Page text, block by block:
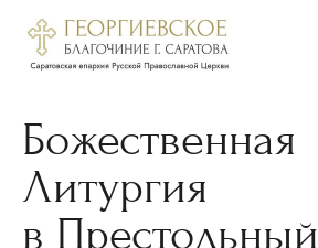
Божественная
Литургия
в Престольный